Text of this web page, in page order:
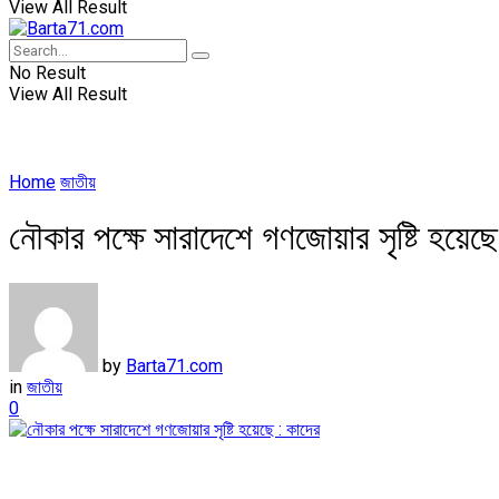
View All Result
No Result
View All Result
Home জাতীয়
নৌকার পক্ষে সারাদেশে গণজোয়ার সৃষ্টি
by Barta71.com
in জাতীয়
0